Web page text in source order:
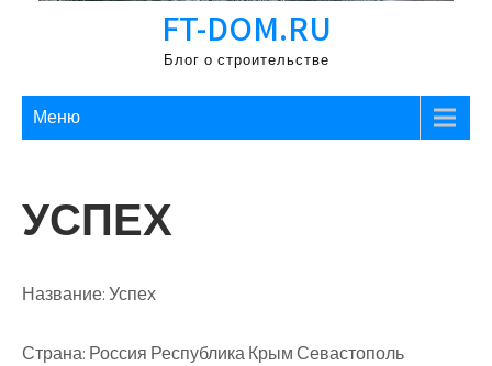
FT-DOM.RU
Блог о строительстве
Меню
УСПЕХ
Название:Успех
Страна: Россия Республика Крым Севастополь